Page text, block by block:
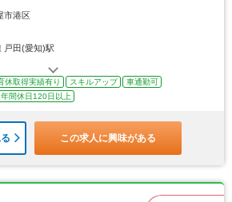
市港区
戸田(愛知)駅
休取得実績有り スキルアップ
車通勤可
年間休日120日以上
この求人に興味がある